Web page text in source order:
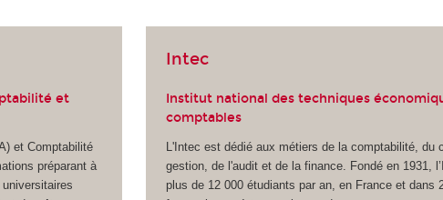
et
et Comptabilité
préparant à
Intec
Institut national des techniques
comptables
L'Intec est dédié aux métiers de la comptabilité, du
gestion, de l'audit et de la finance. Fondé en 1931,
plus de 12 000 étudiants par an, en France et dans